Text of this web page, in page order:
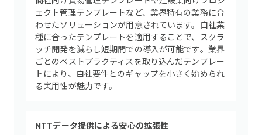
ェクト管理テンプレートなど、業界特有の業務に合
わせたソリューションが用意されています。自社業
種に合ったテンプレートを適用することで、スクラ
ッチ開発を減らし短期間での導入が可能です。業界
ごとのベストプラクティスを取り込んだテンプレー
トにより、自社要件とのギャップを小さく始められ
る実用性が魅力です。
NTTデータ提供による安心の拡張性